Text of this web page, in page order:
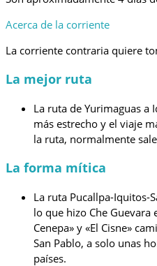
Acerca de la corriente
La corriente contraria quiere
La mejor ruta
La ruta de Yurimaguas a
más estrecho y el viaje
la ruta, normalmente
La forma mítica
La ruta Pucallpa-Iquitos-
lo que hizo Che Guevara
Cenepa» y «El Cisne»
San Pablo, a solo unas
países.